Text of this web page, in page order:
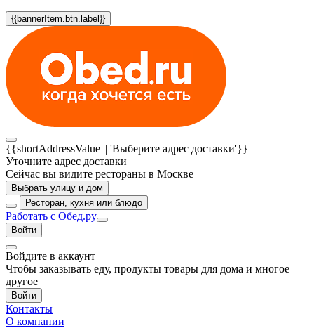
{{bannerItem.btn.label}}
{{shortAddressValue || 'Выберите адрес доставки'}}
Уточните адрес доставки
Сейчас вы видите рестораны в Москве
Выбрать улицу и дом
Ресторан, кухня или блюдо
Работать с Обед.ру
Войти
Войдите в аккаунт
Чтобы заказывать еду, продукты товары для дома и многое
другое
Войти
Контакты
О компании